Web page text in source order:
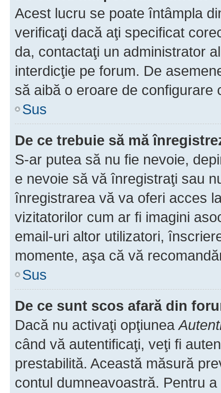
Acest lucru se poate întâmpla
verificaţi dacă aţi specificat
da, contactaţi un administrator
interdicţie pe forum. De
să aibă o eroare de configurare
Sus
De ce trebuie să mă
S-ar putea să nu fie nevoie,
e nevoie să vă înregistraţi sau
înregistrarea vă va oferi acces
vizitatorilor cum ar fi imagini
email-uri altor utilizatori,
momente, aşa că vă
Sus
De ce sunt scos afară din
Dacă nu activaţi opţiunea
când vă autentificaţi, veţi fi
prestabilită. Această măsură
contul dumneavoastră. Pentru